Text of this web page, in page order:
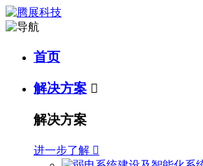
首页
解决方案 
解决方案
进一步了解 